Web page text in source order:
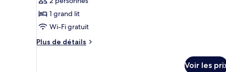
vue
ville
ce
type
chambre :
1 grand lit
Wi-Fi gratuit
Plus de détails
Plus
Voir les